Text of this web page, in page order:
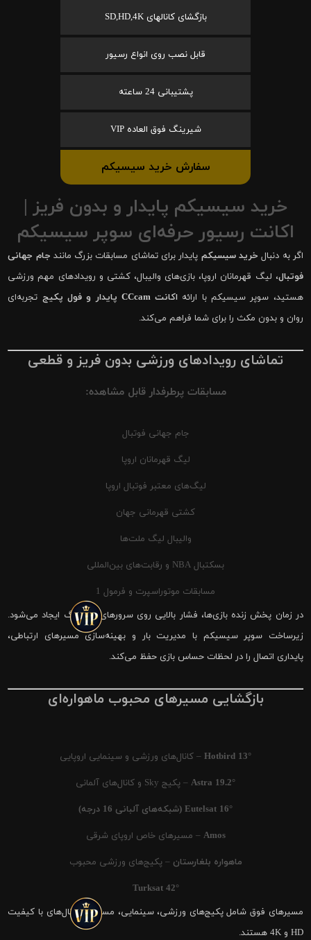
بازگشای کانالهای SD,HD,4K
قابل نصب روی انواع رسیور
پشتیبانی 24 ساعته
شیرینگ فوق العاده VIP
سفارش خرید سیسیکم
خرید سیسیکم پایدار و بدون فریز |
اکانت رسیور حرفه‌ای سوپر سیسیکم
اگر به دنبال خرید سیسیکم پایدار برای تماشای مسابقات بزرگ مانند جام جهانی
فوتبال، لیگ قهرمانان اروپا، بازی‌های والیبال، کشتی و رویدادهای مهم ورزشی
هستید، سوپر سیسیکم با ارائه اکانت CCcam پایدار و فول پکیج
تجربه‌ای
روان و بدون مکث را برای شما فراهم می‌کند.
تماشای رویدادهای ورزشی بدون فریز و قطعی
مسابقات پرطرفدار قابل مشاهده:
جام جهانی فوتبال
لیگ قهرمانان اروپا
لیگ‌های معتبر فوتبال اروپا
کشتی قهرمانی جهان
والیبال لیگ ملت‌ها
بسکتبال NBA و رقابت‌های بین‌المللی
مسابقات موتوراسپرت و فرمول 1
در زمان پخش زنده بازی‌ها، فشار بالایی روی سرورهای شیرینگ ایجاد می‌شود.
زیرساخت سوپر سیسیکم با مدیریت بار و بهینه‌سازی مسیرهای ارتباطی،
پایداری اتصال را در لحظات حساس بازی حفظ می‌کند.
بازگشایی مسیرهای محبوب ماهواره‌ای
Hotbird 13° – کانال‌های ورزشی و سینمایی اروپایی
Astra 19.2° – پکیج Sky و کانال‌های آلمانی
Eutelsat 16° (شبکه‌های آلبانی 16 درجه)
Amos – مسیرهای خاص اروپای شرقی
ماهواره بلغارستان – پکیج‌های ورزشی محبوب
Turksat 42°
مسیرهای فوق شامل پکیج‌های ورزشی، سینمایی، مستند و کانال‌های با کیفیت
HD و 4K هستند.